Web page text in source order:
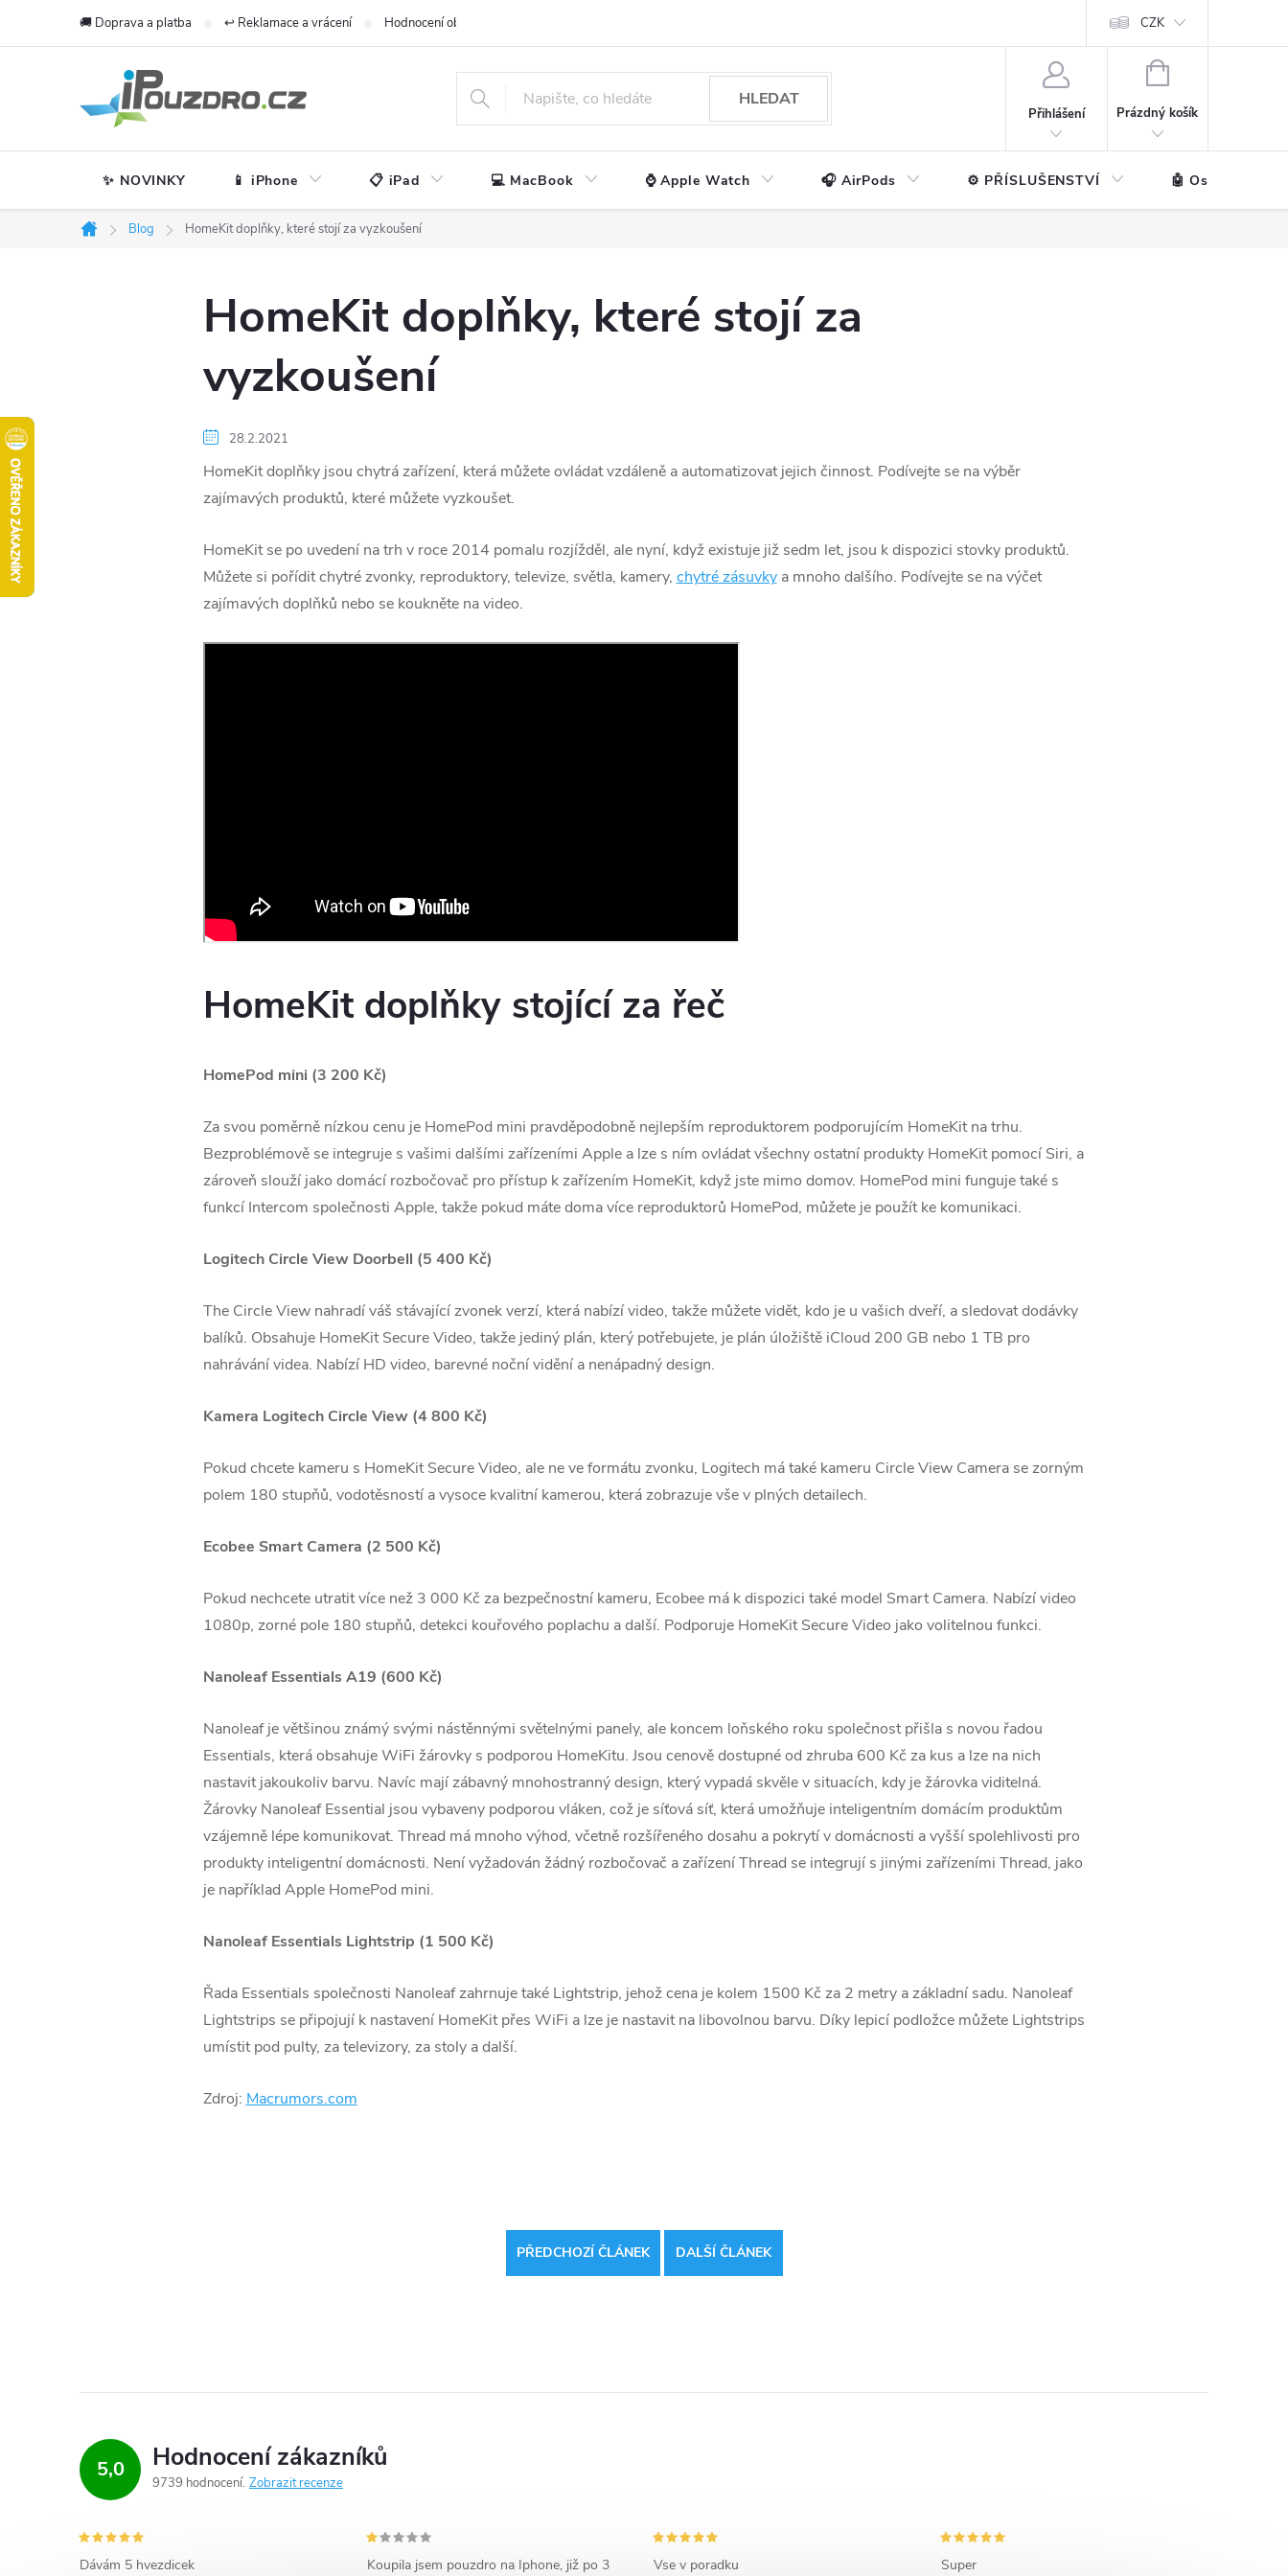
🚚 Doprava a platba ↩️ Reklamace a vrácení Hodnocení obchodu CZK
HLEDAT
Přihlášení
NÁKUPNÍ
Prázdný košík
✨ NOVINKY 📱 iPhone 📋 iPad 💻 MacBook ⌚ Apple Watch 🎧 AirPods ⚙️ PŘÍSLUŠENSTVÍ 🤖 Ostatní
Domů
Blog HomeKit doplňky, které stojí za vyzkoušení
HomeKit doplňky, které stojí za
vyzkoušení
28.2.2021
HomeKit doplňky jsou chytrá zařízení, která můžete ovládat vzdáleně a automatizovat jejich činnost. Podívejte se na výběr
zajímavých produktů, které můžete vyzkoušet.
HomeKit se po uvedení na trh v roce 2014 pomalu rozjížděl, ale nyní, když existuje již sedm let, jsou k dispozici stovky produktů.
Můžete si pořídit chytré zvonky, reproduktory, televize, světla, kamery, chytré zásuvkya mnoho dalšího. Podívejte se na výčet
zajímavých doplňků nebo se koukněte na video.
HomeKit doplňky stojící za řeč
HomePod mini (3 200 Kč)
Za svou poměrně nízkou cenu je HomePod mini pravděpodobně nejlepším reproduktorem podporujícím HomeKit na trhu.
Bezproblémově se integruje s vašimi dalšími zařízeními Apple a lze s ním ovládat všechny ostatní produkty ‌HomeKit‌ pomocí Siri, a
zároveň slouží jako domácí rozbočovač pro přístup k zařízením ‌HomeKit‌, když jste mimo domov. ‌HomePod mini‌ funguje také s
funkcí Intercom společnosti Apple, takže pokud máte doma více reproduktorů HomePod, můžete je použít ke komunikaci.
Logitech Circle View Doorbell (5 400 Kč)
The Circle View nahradí váš stávající zvonek verzí, která nabízí video, takže můžete vidět, kdo je u vašich dveří, a sledovat dodávky
balíků. Obsahuje HomeKit Secure Video, takže jediný plán, který potřebujete, je plán úložiště iCloud 200 GB nebo 1 TB pro
nahrávání videa. Nabízí HD video, barevné noční vidění a nenápadný design.
Kamera Logitech Circle View (4 800 Kč)
Pokud chcete kameru s ‌HomeKit Secure Video‌, ale ne ve formátu zvonku, Logitech má také kameru Circle View Camera se zorným
polem 180 stupňů, vodotěsností a vysoce kvalitní kamerou, která zobrazuje vše v plných detailech.
Ecobee Smart Camera (2 500 Kč)
Pokud nechcete utratit více než 3 000 Kč za bezpečnostní kameru, Ecobee má k dispozici také model Smart Camera. Nabízí video
1080p, zorné pole 180 stupňů, detekci kouřového poplachu a další. Podporuje ‌HomeKit Secure Video‌ jako volitelnou funkci.
Nanoleaf Essentials A19 (600 Kč)
Nanoleaf je většinou známý svými nástěnnými světelnými panely, ale koncem loňského roku společnost přišla s novou řadou
Essentials, která obsahuje WiFi žárovky s podporou HomeKitu. Jsou cenově dostupné od zhruba 600 Kč za kus a lze na nich
nastavit jakoukoliv barvu. Navíc mají zábavný mnohostranný design, který vypadá skvěle v situacích, kdy je žárovka viditelná.
Žárovky Nanoleaf Essential jsou vybaveny podporou vláken, což je síťová síť, která umožňuje inteligentním domácím produktům
vzájemně lépe komunikovat. Thread má mnoho výhod, včetně rozšířeného dosahu a pokrytí v domácnosti a vyšší spolehlivosti pro
produkty inteligentní domácnosti. Není vyžadován žádný rozbočovač a zařízení Thread se integrují s jinými zařízeními Thread, jako
je například Apple ‌HomePod mini‌.
Nanoleaf Essentials Lightstrip (1 500 Kč)
Řada Essentials společnosti Nanoleaf zahrnuje také Lightstrip, jehož cena je kolem 1500 Kč za 2 metry a základní sadu. Nanoleaf
Lightstrips se připojují k nastavení ‌HomeKit‌ přes WiFi a lze je nastavit na libovolnou barvu. Díky lepicí podložce můžete Lightstrips
umístit pod pulty, za televizory, za stoly a další.
Zdroj: Macrumors.com
PŘEDCHOZÍ ČLÁNEK DALŠÍ ČLÁNEK
5,0 Hodnocení zákazníků
9739 hodnocení Zobrazit recenze
Dávám 5 hvezdicek
Koupila jsem pouzdro na Iphone, již po 3
Vse v poradku
Super